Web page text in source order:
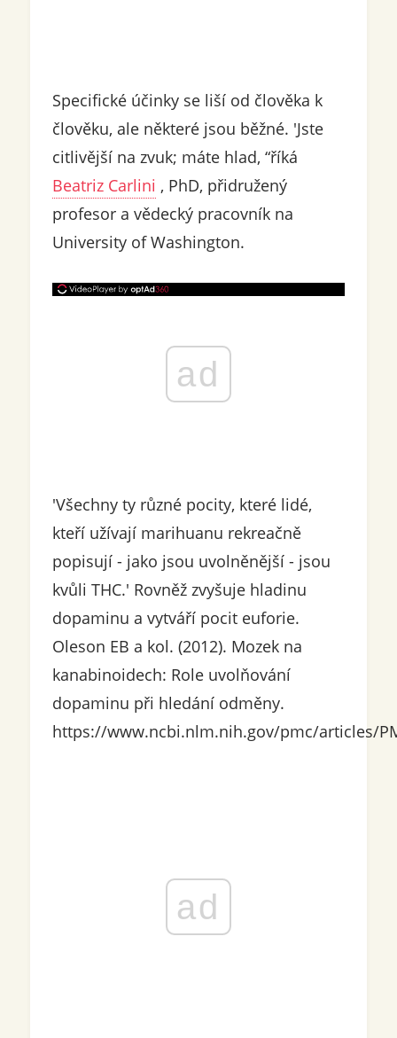
Specifické účinky se liší od člověka k
člověku, ale některé jsou běžné. 'Jste
citlivější na zvuk; máte hlad, “říká
Beatriz Carlini , PhD, přidružený
profesor a vědecký pracovník na
University of Washington.
ad
'Všechny ty různé pocity, které lidé,
kteří užívají marihuanu rekreačně
popisují - jako jsou uvolněnější - jsou
kvůli THC.' Rovněž zvyšuje hladinu
dopaminu a vytváří pocit euforie.
Oleson EB a kol. (2012). Mozek na
kanabinoidech: Role uvolňování
dopaminu při hledání odměny.
https://www.ncbi.nlm.nih.gov/pmc/articles/
ad